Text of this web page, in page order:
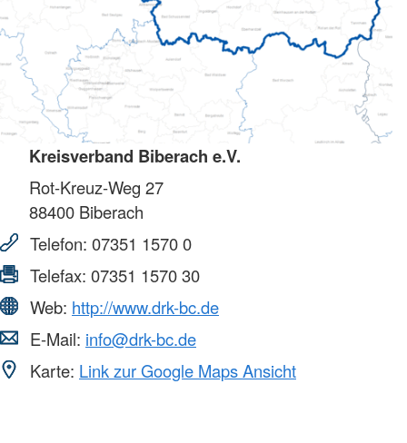
Kreisverband Biberach e.V.
Rot-Kreuz-Weg 27
88400 Biberach
Telefon: 07351 1570 0
Telefax: 07351 1570 30
Web: http://www.drk-bc.de
E-Mail: info@drk-bc.de
Karte: Link zur Google Maps Ansicht